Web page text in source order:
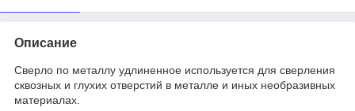
Описание
Сверло по металлу удлиненное используется для сверления
сквозных и глухих отверстий в металле и иных необразивных
материалах.